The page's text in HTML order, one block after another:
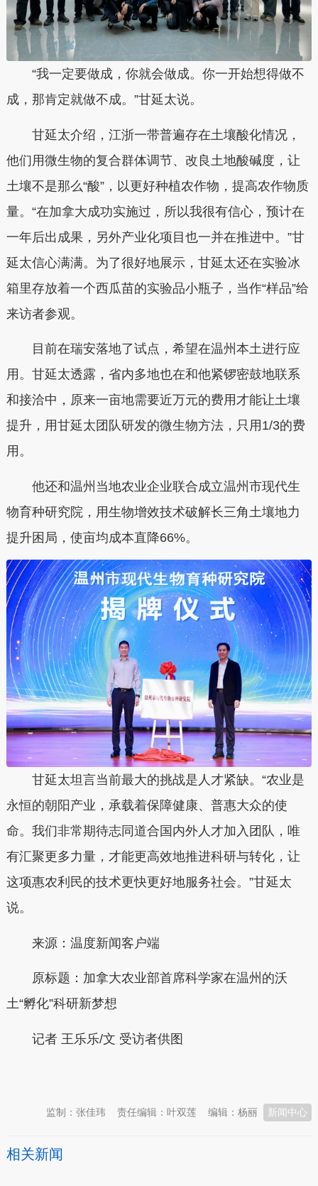
“我一定要做成，你就会做成。你一开始想得做不
成，那肯定就做不成。”甘延太说。
甘延太介绍，江浙一带普遍存在土壤酸化情况，
他们用微生物的复合群体调节、改良土地酸碱度，让
土壤不是那么“酸”，以更好种植农作物，提高农作物质
量。“在加拿大成功实施过，所以我很有信心，预计在
一年后出成果，另外产业化项目也一并在推进中。”甘
延太信心满满。为了很好地展示，甘延太还在实验冰
箱里存放着一个西瓜苗的实验品小瓶子，当作“样品”给
来访者参观。
目前在瑞安落地了试点，希望在温州本土进行应
用。 甘延太透露，省内多地也在和他紧锣密鼓地联系
和接洽中， 原来一亩地需要近万元的费用才能让土壤
提升，用甘延太团队研发的微生物方法，只用1/3的费
用。
他还和温州当地农业企业联合成立温州市现代生
物育种研究院，用生物增效技术破解长三角土壤地力
提升困局，使亩均成本直降66%。
甘延太坦言当前最大的挑战是人才紧缺。“农业是
永恒的朝阳产业，承载着保障健康、普惠大众的使
命。我们非常期待志同道合国内外人才加入团队，唯
有汇聚更多力量，才能更高效地推进科研与转化，让
这项惠农利民的技术更快更好地服务社会。”甘延太
说。
来源：温度新闻客户端
原标题：加拿大农业部首席科学家在温州的沃
土“孵化”科研新梦想
记者 王乐乐/文 受访者供图
新闻中心
编辑：杨丽
责任编辑：叶双莲
监制：张佳玮
相关新闻